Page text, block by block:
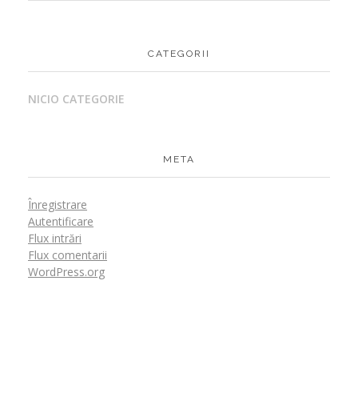
CATEGORII
NICIO CATEGORIE
META
Înregistrare
Autentificare
Flux intrări
Flux comentarii
WordPress.org